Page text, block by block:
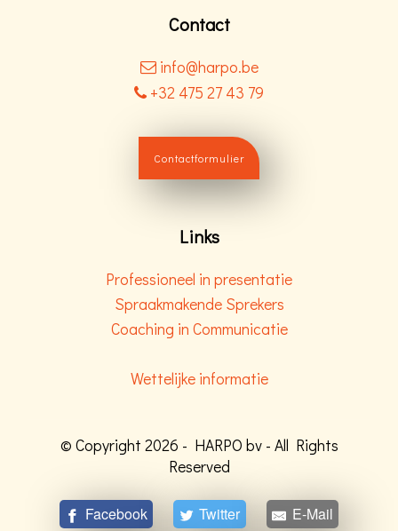
Contact
info@harpo.be
+32 475 27 43 79
Contactformulier
Links
Professioneel in presentatie
Spraakmakende Sprekers
Coaching in Communicatie
Wettelijke informatie
© Copyright 2026 - HARPO bv - All Rights
Reserved
Facebook Twitter E-Mail